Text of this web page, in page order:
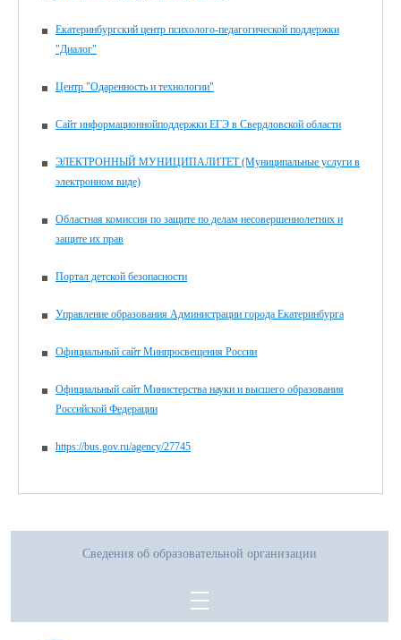
Екатеринбургский центр психолого-педагогической поддержки
"Диалог"
Центр "Одаренность и технологии"
Сайт информационнойподдержки ЕГЭ в Свердловской области
ЭЛЕКТРОННЫЙ МУНИЦИПАЛИТЕТ (Муниципальные услуги в
электронном виде)
Областная комиссия по защите по делам несовершеннолетних и
защите их прав
Портал детской безопасности
Управление образования Администрации города Екатеринбурга
Официальный сайт Минпросвещения России
Официальный сайт Министерства науки и высшего образования
Российской Федерации
https://bus.gov.ru/agency/27745
Сведения об образовательной организации